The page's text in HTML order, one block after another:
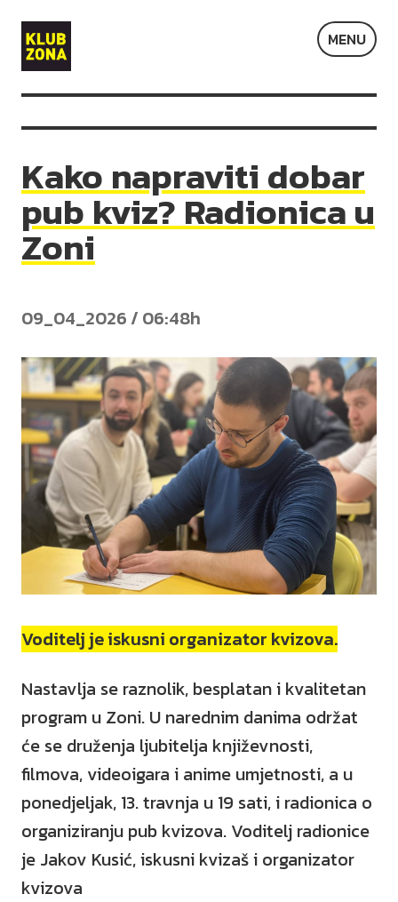
Klub
Zona
MENU
Kako napraviti dobar
pub kviz? Radionica u
Zoni
09_04_2026 / 06:48h
Voditelj je iskusni organizator kvizova.
Nastavlja se raznolik, besplatan i kvalitetan
program u Zoni. U narednim danima održat
će se druženja ljubitelja književnosti,
filmova, videoigara i anime umjetnosti, a u
ponedjeljak, 13. travnja u 19 sati, i radionica o
organiziranju pub kvizova. Voditelj radionice
je Jakov Kusić, iskusni kvizaš i organizator
kvizova